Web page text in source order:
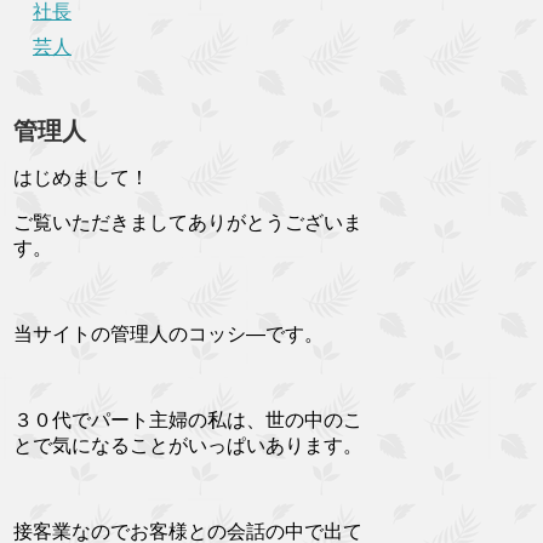
社長
芸人
管理人
はじめまして！
ご覧いただきましてありがとうございま
す。
当サイトの管理人のコッシ―です。
３０代でパート主婦の私は、世の中のこ
とで気になることがいっぱいあります。
接客業なのでお客様との会話の中で出て